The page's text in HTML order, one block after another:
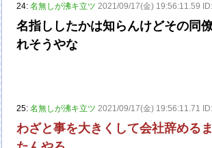
24:名無しが沸キ立ツ 2021/09/17(金) 19:56:11.59
名指ししたかは知らんけどその同
れそうやな
25:名無しが沸キ立ツ 2021/09/17(金) 19:56:11.71
わざと事を大きくして会社辞める